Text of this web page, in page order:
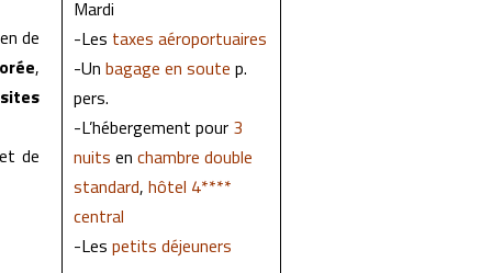
de
,
sites
de
Mardi
-Les taxes aéroportuaires
-Un bagage en soute p.
pers.
-L’hébergement pour 3
nuits en chambre double
standard, hôtel 4****
central
-Les petits déjeuners